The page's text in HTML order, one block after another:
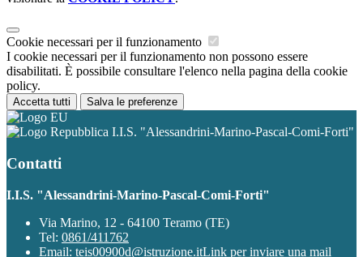
Cookie necessari per il funzionamento
I cookie necessari per il funzionamento non possono essere
disabilitati. È possibile consultare l'elenco nella pagina della cookie
policy.
Accetta tutti Salva le preferenze
I.I.S. "Alessandrini-Marino-Pascal-Comi-Forti"
Contatti
I.I.S. "Alessandrini-Marino-Pascal-Comi-Forti"
Via Marino, 12 - 64100 Teramo (TE)
Tel: 0861/411762
Email: teis00900d@istruzione.itLink per inviare una mail